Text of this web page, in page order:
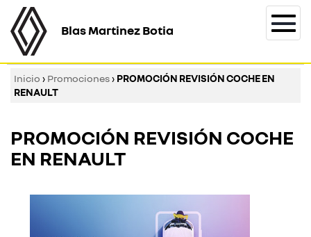
Blas Martinez Botia
Inicio › Promociones› PROMOCIÓN REVISIÓN COCHE EN
RENAULT
PROMOCIÓN REVISIÓN COCHE
EN RENAULT